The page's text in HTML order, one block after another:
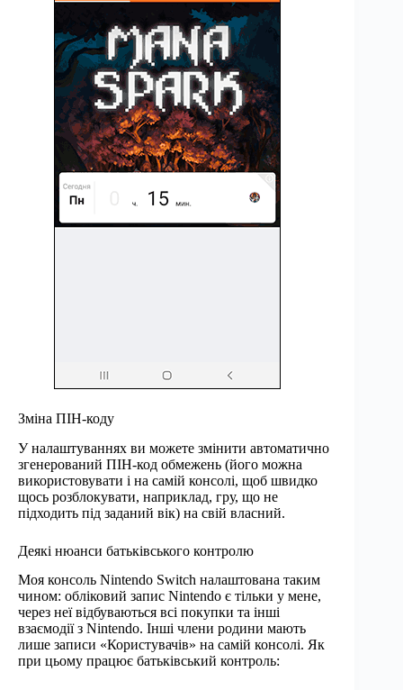
Зміна ПІН-коду
У налаштуваннях ви можете змінити автоматично
згенерований ПІН-код обмежень (його можна
використовувати і на самій консолі, щоб швидко
щось розблокувати, наприклад, гру, що не
підходить під заданий вік) на свій власний.
Деякі нюанси батьківського контролю
Моя консоль Nintendo Switch налаштована таким
чином: обліковий запис Nintendo є тільки у мене,
через неї відбуваються всі покупки та інші
взаємодії з Nintendo. Інші члени родини мають
лише записи «Користувачів» на самій консолі. Як
при цьому працює батьківський контроль: